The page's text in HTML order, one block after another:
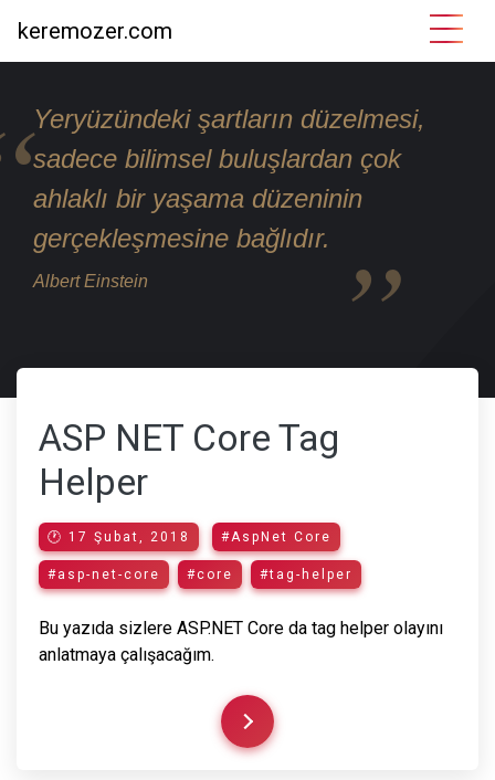
keremozer.com
Yeryüzündeki şartların düzelmesi,
sadece bilimsel buluşlardan çok
ahlaklı bir yaşama düzeninin
gerçekleşmesine bağlıdır.
Albert Einstein
ASP NET Core Tag
Helper
🕐 17 Şubat, 2018 #AspNet Core
#asp-net-core #core #tag-helper
Bu yazıda sizlere ASP.NET Core da tag helper olayını
anlatmaya çalışacağım.